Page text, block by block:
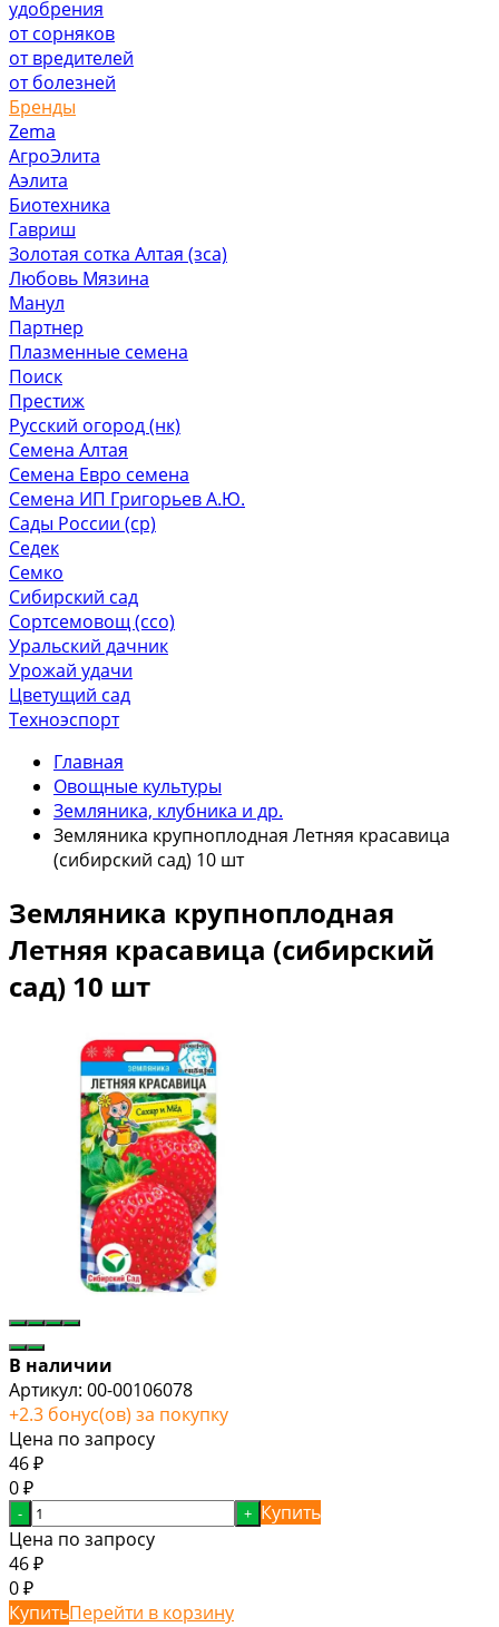
удобрения
от сорняков
от вредителей
от болезней
Бренды
Zema
АгроЭлита
Аэлита
Биотехника
Гавриш
Золотая сотка Алтая (зса)
Любовь Мязина
Манул
Партнер
Плазменные семена
Поиск
Престиж
Русский огород (нк)
Семена Алтая
Семена Евро семена
Семена ИП Григорьев А.Ю.
Сады России (ср)
Седек
Семко
Сибирский сад
Сортсемовощ (ссо)
Уральский дачник
Урожай удачи
Цветущий сад
Техноэспорт
Главная
Овощные культуры
Земляника, клубника и др.
Земляника крупноплодная Летняя красавица
(сибирский сад) 10 шт
Земляника крупноплодная
Летняя красавица (сибирский
сад) 10 шт
В наличии
Артикул: 00-00106078
+2.3 бонус(ов) за покупку
Цена по запросу
46 ₽
0 ₽
- + Купить
Цена по запросу
46 ₽
0 ₽
КупитьПерейти в корзину